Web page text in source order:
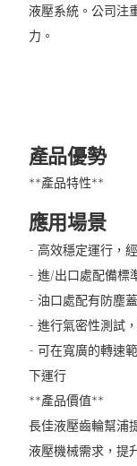
液壓系統。公司注
力。
產品優勢
**產品特性**
應用場景
- 高效穩定運行，
- 進/出口處配備標
- 油口處配有防塵
- 進行氣密性測試
- 可在寬廣的轉速
下運行
**產品價值**
長佳液壓齒輪幫浦
液壓機械需求，提